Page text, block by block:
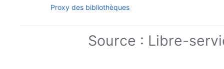
Proxy des bibliothèques
Source : Libre-